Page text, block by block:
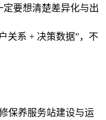
要想清楚差异化与出
关系 + 决策数据”，不
保养服务站建设与运